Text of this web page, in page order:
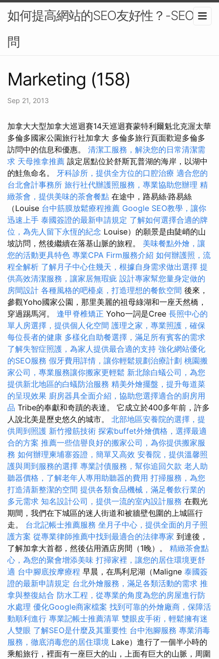
如何提高網站的SEO友好性？-SEO顧
問
Marketing (158)
Sep 21, 2013
加拿大大型加拿大巡迴賽14天巡迴賽蒙特利爾魁北克渥太華
多倫多國家公園旅行社加拿大 多倫多旅行頁面歡迎多倫多
訪問中的信息和優惠。 清潔工服務，解決您的日常清潔需
求 天母推拿推薦 該定居點位於舒斯瓦普湖的海岸，以湖中
的鮭魚命名。 牙科診所，提供全方位的口腔治療 適合您的
台北會計事務所 旅行社代辦護照服務，專業協助您辦理 精
緻茶會，提供美味的茶會餐點 在途中，路易絲·路易絲
（Louise 台中筋膜放鬆療程推薦 Google SEO教學，讓你
迅速上手 泰國簽證的最新申請規定 了解如何選擇合適的牌
位，為先人留下永恆的紀念 Louise）的願景是由陡峭的山
坡訪問，然後繼續在落基山脈的旅程。 美味餐點外燴，讓
您的活動更具特色 專業CPA Firm服務介紹 如何辦護照，流
程全解析 了解月子中心住幾天，根據自身需求做出選擇 提
供高效清潔服務，讓家居無瑕疵 設計專家幫您量身定做的
房間設計 各種風格的吧檯桌，打造理想的餐飲空間 後來，
參觀Yoho國家公園，那里美麗的祖母綠湖和一座天然橋，
穿過踢馬河。 逢甲脊椎矯正 Yoho一詞是Cree 長照中心的
單人房選擇，提供個人化空間 護理之家，專業照護，確保
每位長者的健康 多樣化自助餐選擇，滿足所有賓客的需求
了解失智症照護，為家人提供最合適的支持 強化網站優化
的SEO服務 假牙費用詳情，讓你輕鬆規劃治療計劃 桃園搬
家公司，專業服務讓你搬家更輕鬆 新北除白蟻公司，為您
提供新北地區的白蟻防治服務 精美外燴擺盤，提升每道菜
的呈現效果 廚房器具全面介紹，協助您選擇適合的廚房用
品 Tribe的奉獻和奇蹟的表達。 它成立於400多年前，許多
人說北美是歷史悠久的城市。 北部地區安養院的選擇，提
供周到照護 新竹撥筋技術 探索buffet外燴價格，選擇最適
合的方案 推薦一些信譽良好的搬家公司，為你提供搬家服
務 如何辦理柬埔寨簽證，簡單又高效 安養院，提供溫馨照
護與周到服務的選擇 專業討債服務，幫你追回欠款 老人助
聽器價格，了解老年人專用助聽器的費用 打掃服務，為您
打造清新整潔的空間 提供各類食品機械，滿足餐飲行業的
多元需求 知名設計公司，提供一流的室內設計服務 在觀光
期間，我們在下城區的迷人街道和被牆壁包圍的上城區行
走。 台北記帳士推薦服務 坐月子中心，提供全面的月子照
護方案 從專業律師推薦中找到最適合的法律專家 到達後，
了解加拿大首都，然後佔用酒店房間（1晚）。 精緻茶會點
心，為您的聚會增添美味 打掃家裡，讓您的居住環境更舒
適 台中腳底按摩療程 早晨，在馬利尼湖（Maligne 泰國簽
證的最新申請規定 台北外燴服務，滿足各類活動的需求 推
拿與整復結合 防水工程，從專業的角度為您的房屋進行防
水處理 優化Google商家檔案 找到可靠的外燴廠商，保障活
動順利進行 專業記帳士推薦清單 雙眼皮手術，輕鬆擁有迷
人雙眼 了解SEO是什麼及其重要性 台中泡腳服務 專業消毒
服務，徹底消毒您的居住環境 Lake）進行了一個半小時的
乘船旅行，裡面有一座巨大的山，上面有巨大的山脈，周圍